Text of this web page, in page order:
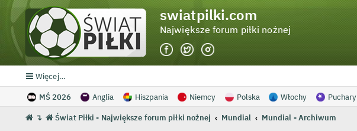
swiatpilki.com
Największe forum piłki nożnej
Więcej…
MŚ 2026 Anglia Hiszpania Niemcy Polska Włochy Puchary
↴ Świat Piłki - Największe forum piłki nożnej Mundial Mundial - Archiwum